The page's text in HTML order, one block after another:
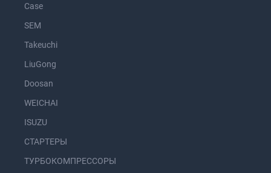
Case
SEM
Takeuchi
LiuGong
Doosan
WEICHAI
ISUZU
СТАРТЕРЫ
ТУРБОКОМПРЕССОРЫ